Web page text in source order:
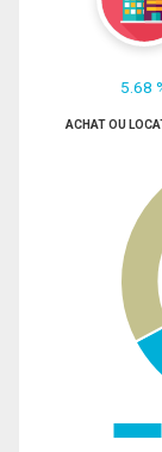
5.68
ACHAT OU